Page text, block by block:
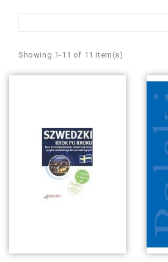
Showing 1-11 of 11 item(s)